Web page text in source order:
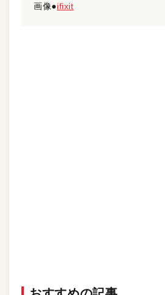
画像●ifixit